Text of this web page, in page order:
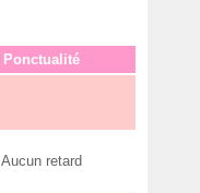
Ponctualité
Aucun retard